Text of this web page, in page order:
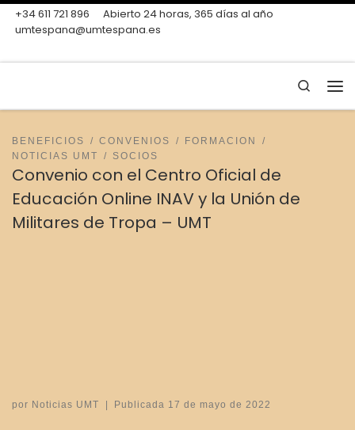
Skip to content
+34 611 721 896
Abierto 24 horas, 365 días al año
umtespana@umtespana.es
Search
BENEFICIOS CONVENIOS
FORMACION
NOTICIAS UMT
SOCIOS
Convenio con el Centro Oficial de
Educación Online INAV y la Unión de
Militares de Tropa – UMT
por Noticias UMT Publicada 17 de mayo de 2022